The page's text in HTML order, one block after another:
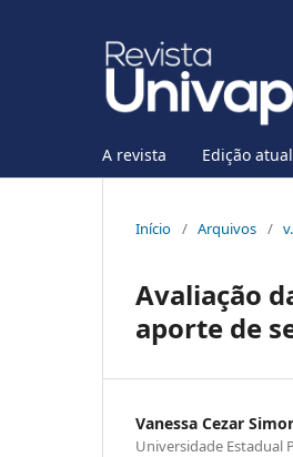
A revista Edição atual
Início / Arquivos /
Avaliação
aporte de
Vanessa Cezar
Universidade Estadual